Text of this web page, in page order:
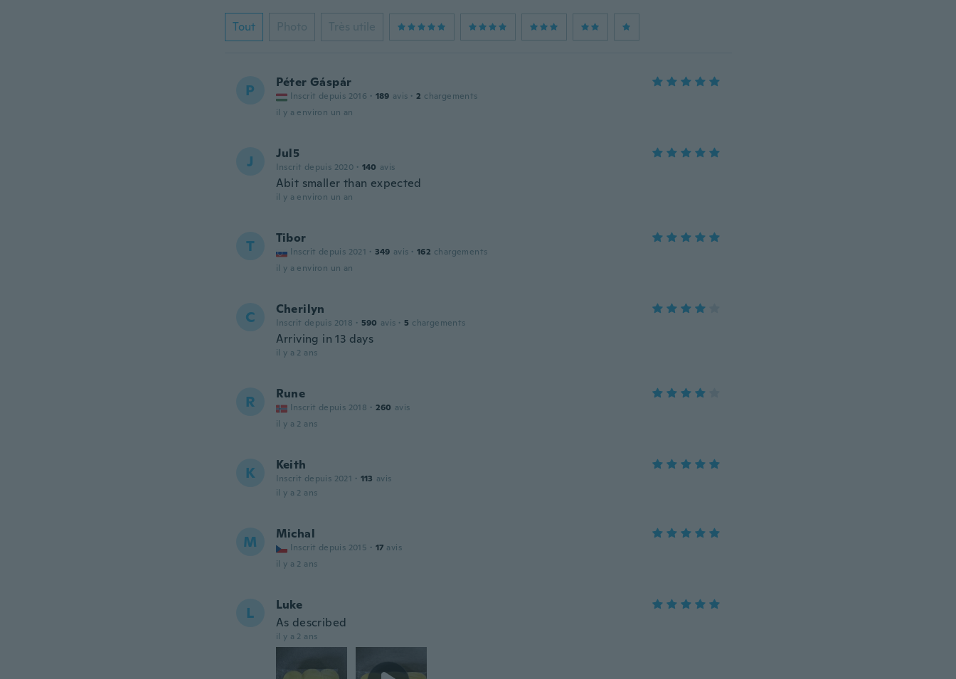
Tout Photo Très utile
P Péter Gáspár
Inscrit depuis 2016 · 189 avis · 2 chargements
il y a environ un an
J Jul5
Inscrit depuis 2020 · 140 avis
Abit smaller than expected
il y a environ un an
T Tibor
Inscrit depuis 2021 · 349 avis · 162 chargements
il y a environ un an
C Cherilyn
Inscrit depuis 2018 · 590 avis · 5 chargements
Arriving in 13 days
il y a 2 ans
R Rune
Inscrit depuis 2018 · 260 avis
il y a 2 ans
K Keith
Inscrit depuis 2021 · 113 avis
il y a 2 ans
M Michal
Inscrit depuis 2015 · 17 avis
il y a 2 ans
L
Luke
As described
il y a 2 ans